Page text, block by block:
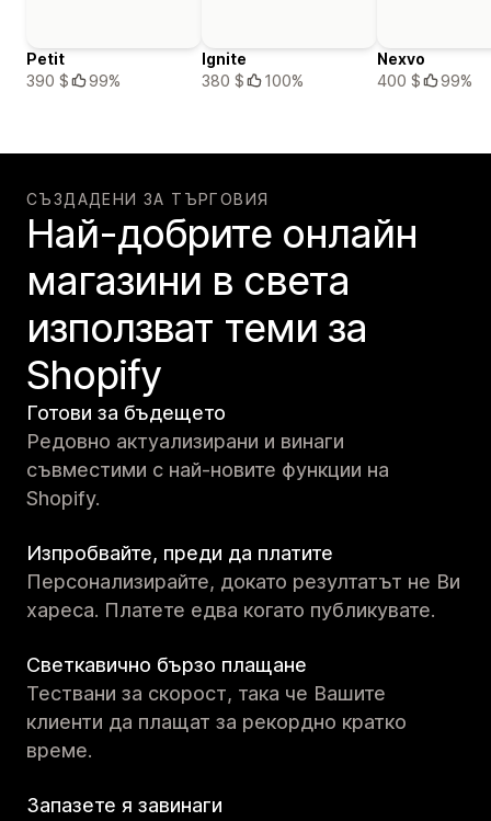
Petit
390 $
99%
Ignite
380 $
100%
Nexvo
400 $
99%
СЪЗДАДЕНИ ЗА ТЪРГОВИЯ
Най-добрите онлайн
магазини в света
използват теми за
Shopify
Готови за бъдещето
Редовно актуализирани и винаги
съвместими с най-новите функции на
Shopify.
Изпробвайте, преди да платите
Персонализирайте, докато резултатът не Ви
хареса. Платете едва когато публикувате.
Светкавично бързо плащане
Тествани за скорост, така че Вашите
клиенти да плащат за рекордно кратко
време.
Запазете я завинаги